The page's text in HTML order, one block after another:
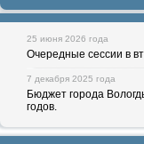
25 июня 2026 года
Очередные сессии в
7 декабря 2025 года
Бюджет города
годов.